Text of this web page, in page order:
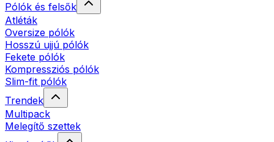
Pólók és felsők
Atléták
Oversize pólók
Hosszú ujjú pólók
Fekete pólók
Kompressziós pólók
Slim-fit pólók
Trendek
Multipack
Melegítő szettek